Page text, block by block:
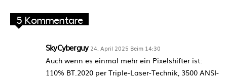
5 Kommentare
SkyCyberguy 24. April 2025 Beim 14:30
Auch wenn es einmal mehr ein Pixelshifter ist:
110% BT.2020 per Triple-Laser-Technik, 3500 ANSI-